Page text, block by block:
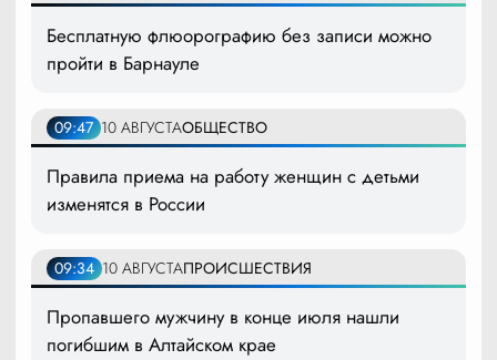
Бесплатную флюорографию без записи можно
пройти в Барнауле
09:47 10 АВГУСТАОБЩЕСТВО
Правила приема на работу женщин с детьми
изменятся в России
09:34 10 АВГУСТАПРОИСШЕСТВИЯ
Пропавшего мужчину в конце июля нашли
погибшим в Алтайском крае